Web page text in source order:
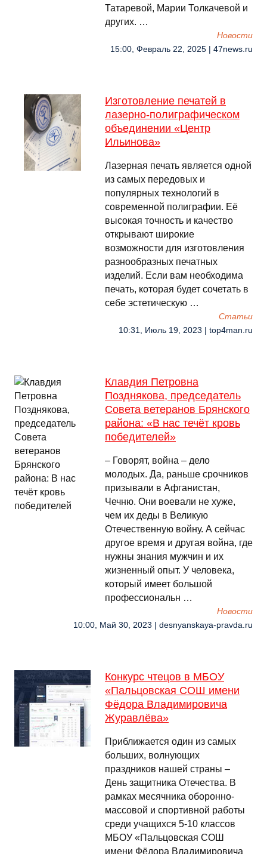
Татаревой, Марии Толкачевой и
других. …
Новости
15:00, Февраль 22, 2025 | 47news.ru
Изготовление печатей в
лазерно-полиграфическом
объединении «Центр
Ильинова»
Лазерная печать является одной
из самых передовых и
популярных технологий в
современной полиграфии. Её
высокая точность и качество
открывают широкие
возможности для изготовления
разнообразных печатных
изделий. Если вам необходима
печать, которая будет сочетать в
себе эстетическую …
Cтатьи
10:31, Июль 19, 2023 | top4man.ru
Клавдия Петровна
Позднякова, председатель
Совета ветеранов Брянского
района: «В нас течёт кровь
победителей»
– Говорят, война – дело
молодых. Да, раньше срочников
призывали в Афганистан,
Чечню. Они воевали не хуже,
чем их деды в Великую
Отечественную войну. А сейчас
другое время и другая война, где
нужны знания мужчин и их
жизненный опыт. У человека,
который имеет большой
профессиональн …
Новости
10:00, Май 30, 2023 | desnyanskaya-pravda.ru
Конкурс чтецов в МБОУ
«Пальцовская СОШ имени
Фёдора Владимировича
Журавлёва»
Приближается один из самых
больших, волнующих
праздников нашей страны –
День защитника Отечества. В
рамках месячника оборонно-
массовой и спортивной работы
среди учащихся 5-10 классов
МБОУ «Пальцовская СОШ
имени Фёдора Владимировича